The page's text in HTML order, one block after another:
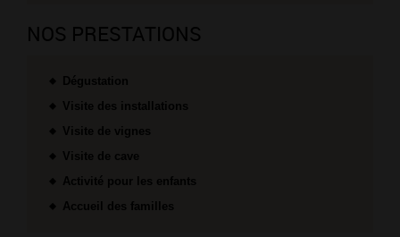
NOS PRESTATIONS
Dégustation
Visite des installations
Visite de vignes
Visite de cave
Activité pour les enfants
Accueil des familles